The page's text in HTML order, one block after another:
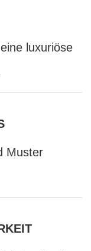
luxuriöse
Muster